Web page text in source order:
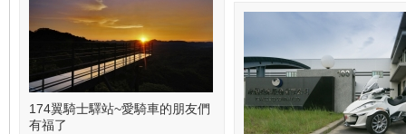
174翼騎士驛站~愛騎車的朋友們
有福了